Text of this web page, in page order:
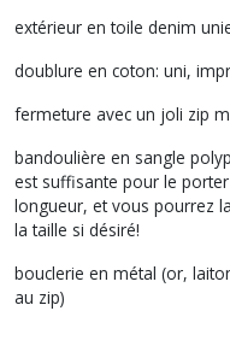
extérieur en toile denim
doublure en coton: uni,
fermeture avec un joli zip
bandoulière en sangle
est suffisante pour le
longueur, et vous pourrez
la taille si désiré!
bouclerie en métal (or,
au zip)